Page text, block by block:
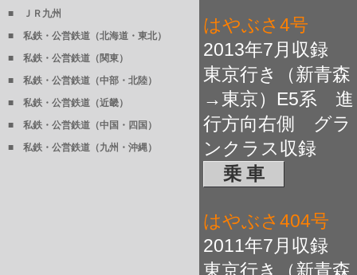
はやぶさ4号
2013年7月収録
東京行き（新青森
→東京）E5系 進
行方向右側 グラ
ンクラス収録
乗 車
はやぶさ404号
2011年7月収録
東京行き（新青森
■ ＪＲ九州
■ 私鉄・公営鉄道（北海道・東北）
■ 私鉄・公営鉄道（関東）
■ 私鉄・公営鉄道（中部・北陸）
■ 私鉄・公営鉄道（近畿）
■ 私鉄・公営鉄道（中国・四国）
■ 私鉄・公営鉄道（九州・沖縄）